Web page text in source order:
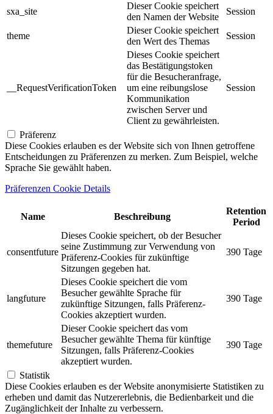
sxa_site
Dieser Cookie speichert
den Namen der Website
Session
theme
Dieser Cookie speichert
den Wert des Themas
Session
__RequestVerificationToken
Dieses Cookie speichert
das Bestätigungstoken
für die Besucheranfrage,
um eine reibungslose
Kommunikation
zwischen Server und
Client zu gewährleisten.
Session
Präferenz
Diese Cookies erlauben es der Website sich von Ihnen getroffene
Entscheidungen zu Präferenzen zu merken. Zum Beispiel, welche
Sprache Sie gewählt haben.
Präferenzen Cookie Details
Name Beschreibung
Retention
Period
consentfuture
Dieses Cookie speichert, ob der Besucher
seine Zustimmung zur Verwendung von
Präferenz-Cookies für zukünftige
Sitzungen gegeben hat.
390 Tage
langfuture
Dieses Cookie speichert die vom
Besucher gewählte Sprache für
zukünftige Sitzungen, falls Präferenz-
Cookies akzeptiert wurden.
390 Tage
themefuture
Dieser Cookie speichert das vom
Besucher gewählte Thema für künftige
Sitzungen, falls Präferenz-Cookies
akzeptiert wurden.
390 Tage
Statistik
Diese Cookies erlauben es der Website anonymisierte Statistiken zu
erheben und damit das Nutzererlebnis, die Bedienbarkeit und die
Zugänglichkeit der Inhalte zu verbessern.